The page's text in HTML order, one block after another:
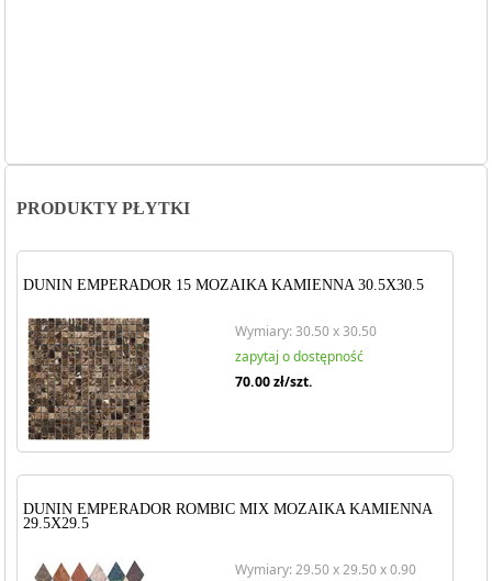
PRODUKTY PŁYTKI
DUNIN EMPERADOR 15 MOZAIKA KAMIENNA 30.5X30.5
Wymiary: 30.50 x 30.50
zapytaj o dostępność
70.00zł/szt.
DUNIN EMPERADOR ROMBIC MIX MOZAIKA KAMIENNA
29.5X29.5
Wymiary: 29.50 x 29.50 x 0.90